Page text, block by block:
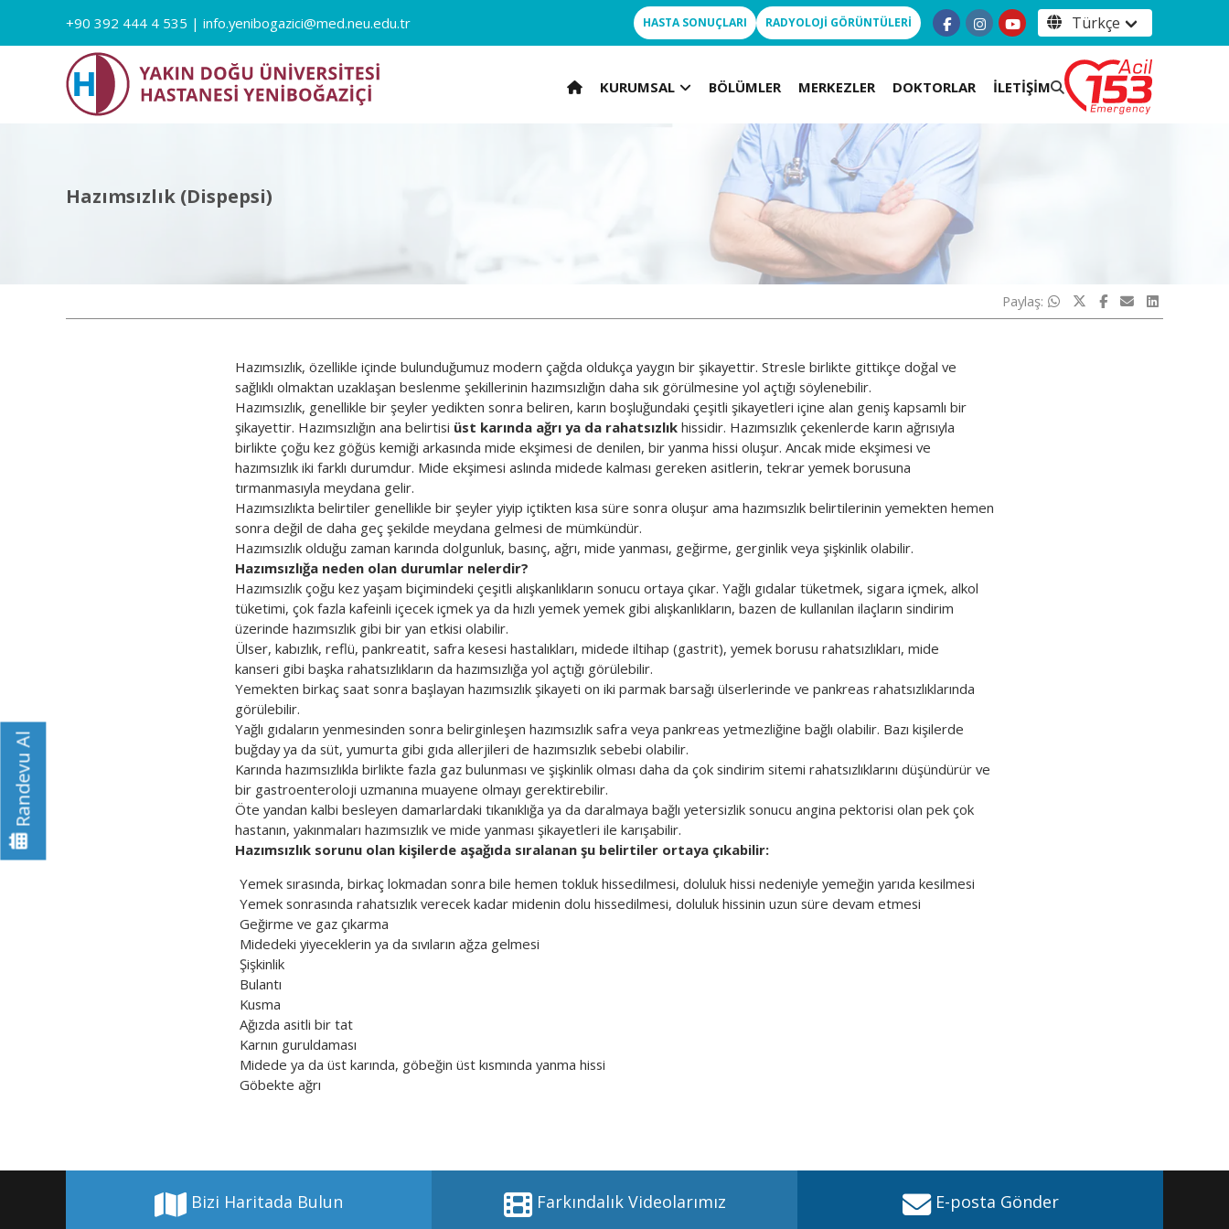
+90 392 444 4 535 | info.yenibogazici@med.neu.edu.tr RADYOLOJİ GÖRÜNTÜLERİ
HASTA SONUÇLARI
KURUMSAL BÖLÜMLER MERKEZLER DOKTORLAR İLETİŞİM
Hazımsızlık (Dispepsi)
Paylaş:
Hazımsızlık, özellikle içinde bulunduğumuz modern çağda oldukça yaygın bir şikayettir. Stresle birlikte gittikçe doğal ve
sağlıklı olmaktan uzaklaşan beslenme şekillerinin hazımsızlığın daha sık görülmesine yol açtığı söylenebilir.
Hazımsızlık, genellikle bir şeyler yedikten sonra beliren, karın boşluğundaki çeşitli şikayetleri içine alan geniş kapsamlı bir
şikayettir. Hazımsızlığın ana belirtisi üst karında ağrı ya da rahatsızlık hissidir. Hazımsızlık çekenlerde karın ağrısıyla
birlikte çoğu kez göğüs kemiği arkasında mide ekşimesi de denilen, bir yanma hissi oluşur. Ancak mide ekşimesi ve
hazımsızlık iki farklı durumdur. Mide ekşimesi aslında midede kalması gereken asitlerin, tekrar yemek borusuna
tırmanmasıyla meydana gelir.
Hazımsızlıkta belirtiler genellikle bir şeyler yiyip içtikten kısa süre sonra oluşur ama hazımsızlık belirtilerinin yemekten hemen
sonra değil de daha geç şekilde meydana gelmesi de mümkündür.
Hazımsızlık olduğu zaman karında dolgunluk, basınç, ağrı, mide yanması, geğirme, gerginlik veya şişkinlik olabilir.
Hazımsızlığa neden olan durumlar nelerdir?
Hazımsızlık çoğu kez yaşam biçimindeki çeşitli alışkanlıkların sonucu ortaya çıkar. Yağlı gıdalar tüketmek, sigara içmek, alkol
tüketimi, çok fazla kafeinli içecek içmek ya da hızlı yemek yemek gibi alışkanlıkların, bazen de kullanılan ilaçların sindirim
üzerinde hazımsızlık gibi bir yan etkisi olabilir.
Ülser, kabızlık, reflü, pankreatit, safra kesesi hastalıkları, midede iltihap (gastrit), yemek borusu rahatsızlıkları, mide
kanseri gibi başka rahatsızlıkların da hazımsızlığa yol açtığı görülebilir.
Yemekten birkaç saat sonra başlayan hazımsızlık şikayeti on iki parmak barsağı ülserlerinde ve pankreas rahatsızlıklarında
görülebilir.
Yağlı gıdaların yenmesinden sonra belirginleşen hazımsızlık safra veya pankreas yetmezliğine bağlı olabilir. Bazı kişilerde
buğday ya da süt, yumurta gibi gıda allerjileri de hazımsızlık sebebi olabilir.
Karında hazımsızlıkla birlikte fazla gaz bulunması ve şişkinlik olması daha da çok sindirim sitemi rahatsızlıklarını düşündürür ve
bir gastroenteroloji uzmanına muayene olmayı gerektirebilir.
Öte yandan kalbi besleyen damarlardaki tıkanıklığa ya da daralmaya bağlı yetersizlik sonucu angina pektorisi olan pek çok
hastanın, yakınmaları hazımsızlık ve mide yanması şikayetleri ile karışabilir.
Hazımsızlık sorunu olan kişilerde aşağıda sıralanan şu belirtiler ortaya çıkabilir:
Yemek sırasında, birkaç lokmadan sonra bile hemen tokluk hissedilmesi, doluluk hissi nedeniyle yemeğin yarıda kesilmesi
Yemek sonrasında rahatsızlık verecek kadar midenin dolu hissedilmesi, doluluk hissinin uzun süre devam etmesi
Geğirme ve gaz çıkarma
Midedeki yiyeceklerin ya da sıvıların ağza gelmesi
Şişkinlik
Bulantı
Kusma
Ağızda asitli bir tat
Karnın guruldaması
Midede ya da üst karında, göbeğin üst kısmında yanma hissi
Göbekte ağrı
Bizi Haritada Bulun
Randevu Al
Farkındalık Videolarımız E-posta Gönder